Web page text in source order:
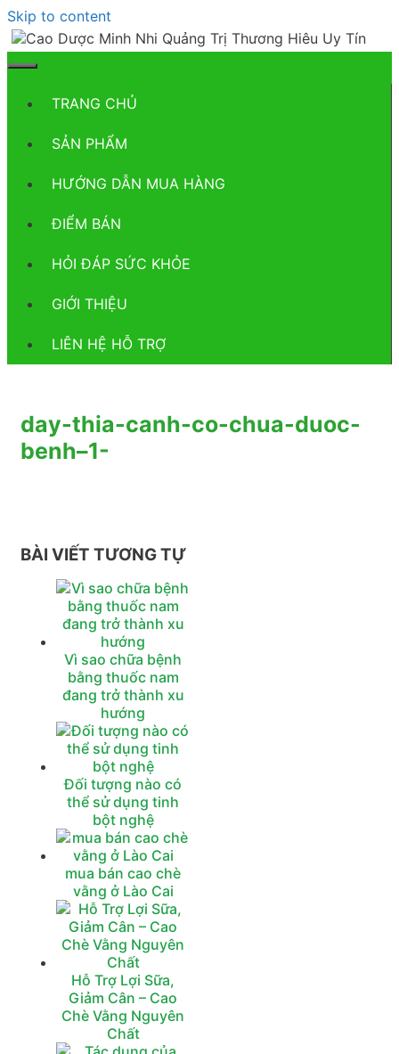
Skip to content
TRANG CHỦ
SẢN PHẨM
HƯỚNG DẪN MUA HÀNG
ĐIỂM BÁN
HỎI ĐÁP SỨC KHỎE
GIỚI THIỆU
LIÊN HỆ HỖ TRỢ
day-thia-canh-co-chua-duoc-
benh–1-
BÀI VIẾT TƯƠNG TỰ
Vì sao chữa bệnh
bằng thuốc nam
đang trở thành xu
hướng
Đối tượng nào có
thể sử dụng tinh
bột nghệ
mua bán cao chè
vằng ở Lào Cai
Hỗ Trợ Lợi Sữa,
Giảm Cân – Cao
Chè Vằng Nguyên
Chất